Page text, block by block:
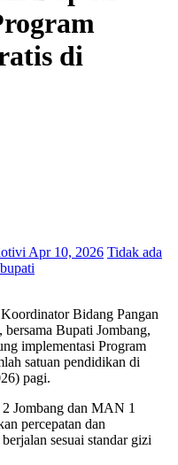
di
Apr 10, 2026 Tidak ada
Bidang Pangan
Bupati Jombang,
implementasi Program
satuan pendidikan di
pagi.
Jombang dan MAN 1
percepatan dan
sesuai standar gizi